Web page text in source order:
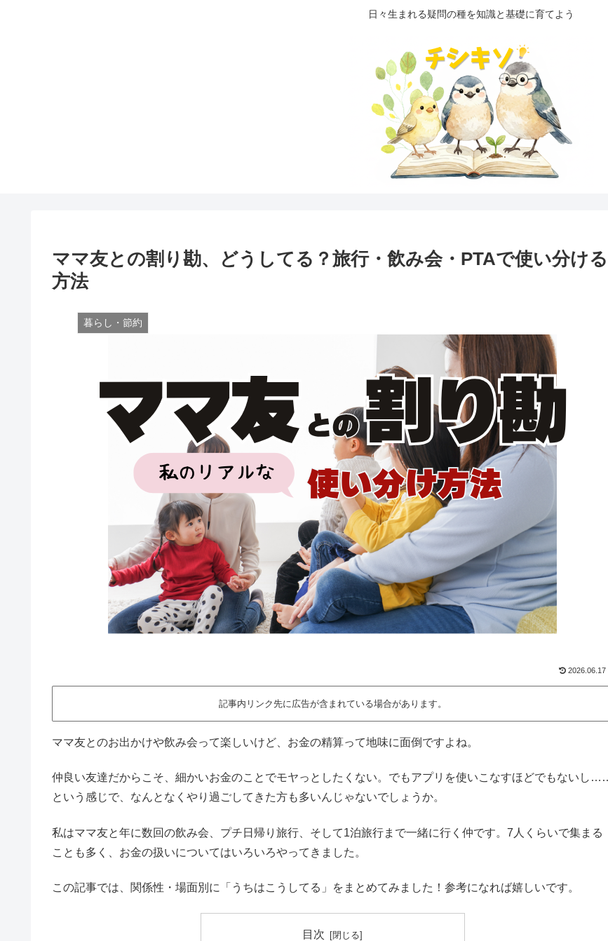
日々生まれる疑問の種を知識と基礎に育てよう
ママ友との割り勘、どうしてる？旅行・飲み会・PTAで使い分ける
方法
暮らし・節約
記事内リンク先に広告が含まれている場合があります。
仲良い友達だからこそ、細かいお金のことでモヤっとしたくない。でもアプリを使いこなすほどでもないし……
ことも多く、お金の扱いについてはいろいろやってきました。